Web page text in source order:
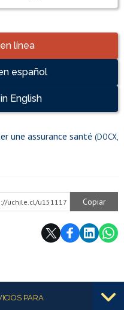
línea
español
English
une assurance santé (DOCX,
uchile.cl/u151117 Copiar
PARA